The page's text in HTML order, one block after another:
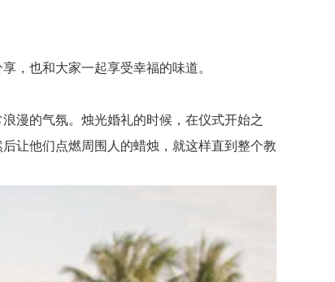
也和大家一起享受幸福的味道。
漫的气氛。烛光婚礼的时候，在仪式开始之
让他们点燃周围人的蜡烛，就这样直到整个教